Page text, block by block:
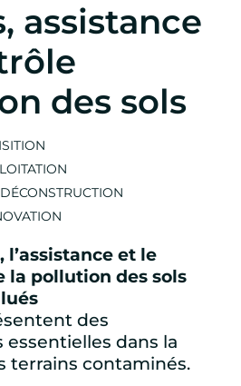
assistance
des sols
l’assistance et le
la pollution des sols
des
essentielles dans la
terrains contaminés.